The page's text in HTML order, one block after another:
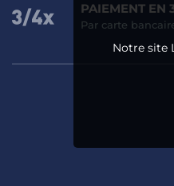
PAIEMENT EN
Par carte
Notre site